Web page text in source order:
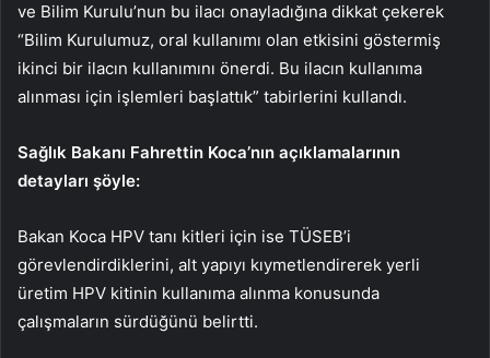
ve Bilim Kurulu’nun bu ilacı onayladığına dikkat çekerek
“Bilim Kurulumuz, oral kullanımı olan etkisini göstermiş
ikinci bir ilacın kullanımını önerdi. Bu ilacın kullanıma
alınması için işlemleri başlattık” tabirlerini kullandı.
Sağlık Bakanı Fahrettin Koca’nın açıklamalarının
detayları şöyle:
Bakan Koca HPV tanı kitleri için ise TÜSEB’i
görevlendirdiklerini, alt yapıyı kıymetlendirerek yerli
üretim HPV kitinin kullanıma alınma konusunda
çalışmaların sürdüğünü belirtti.